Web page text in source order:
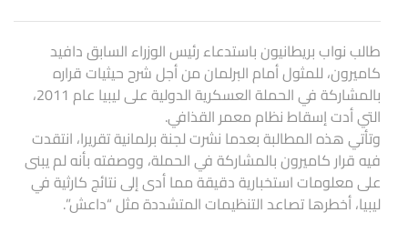
طالب نواب بريطانيون باستدعاء رئيس الوزراء السابق دافيد
كاميرون، للمثول أمام البرلمان من أجل شرح حيثيات قراره
بالمشاركة في الحملة العسكرية الدولية على ليبيا عام 2011،
التي أدت إسقاط نظام معمر القذافي.
وتأتي هذه المطالبة بعدما نشرت لجنة برلمانية تقريرا، انتقدت
فيه قرار كاميرون بالمشاركة في الحملة، ووصفته بأنه لم يبنى
على معلومات استخبارية دقيقة مما أدى إلى نتائج كارثية في
ليبيا، أخطرها تصاعد التنظيمات المتشددة مثل “داعش”.